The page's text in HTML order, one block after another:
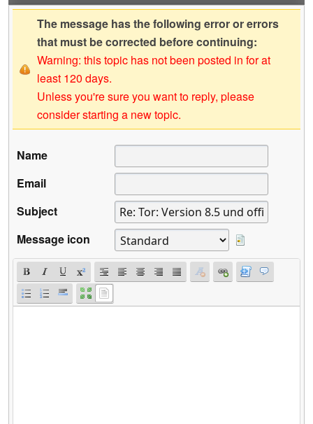
The message has the following error or errors
that must be corrected before continuing:
Warning: this topic has not been posted in for at
least 120 days.
Unless you're sure you want to reply, please
consider starting a new topic.
Name
Email
Subject
Message icon